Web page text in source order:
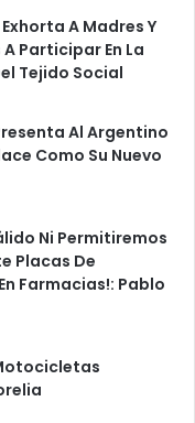
A Madres Y
Participar En La
Tejido Social
Al Argentino
Como Su Nuevo
Ni Permitiremos
Placas De
Farmacias!: Pablo